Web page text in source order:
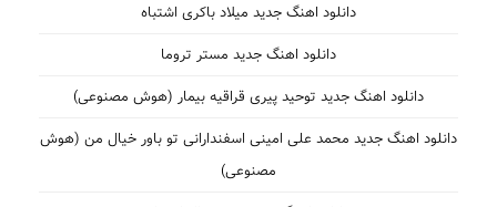
دانلود اهنگ جدید میلاد باکری اشتباه
دانلود اهنگ جدید مستر تروما
دانلود اهنگ جدید توحید پیری قراقیه بیمار (هوش مصنوعی)
دانلود اهنگ جدید محمد علی امینی اسفندارانی تو باور خیال من (هوش
مصنوعی)